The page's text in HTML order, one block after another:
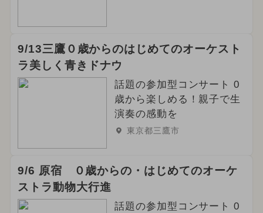
9/13三鷹０歳からのはじめてのオーケスト
ラ美しく青きドナウ
話題の参加型コンサート 0
歳から楽しめる！親子で生
演奏の感動を
東京都三鷹市
9/6 原宿 ０歳からの・はじめてのオーケ
ストラ動物大行進
話題の参加型コンサート 0